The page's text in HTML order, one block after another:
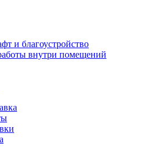
и благоустройство
внутри помещений